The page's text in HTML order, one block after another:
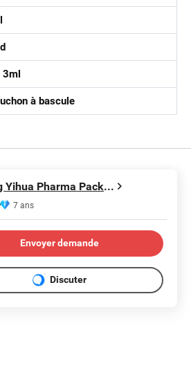
3ml
à bascule
Shandong Yihua Pharma Pack Co., Ltd.
7 ans
Envoyer demande
Discuter